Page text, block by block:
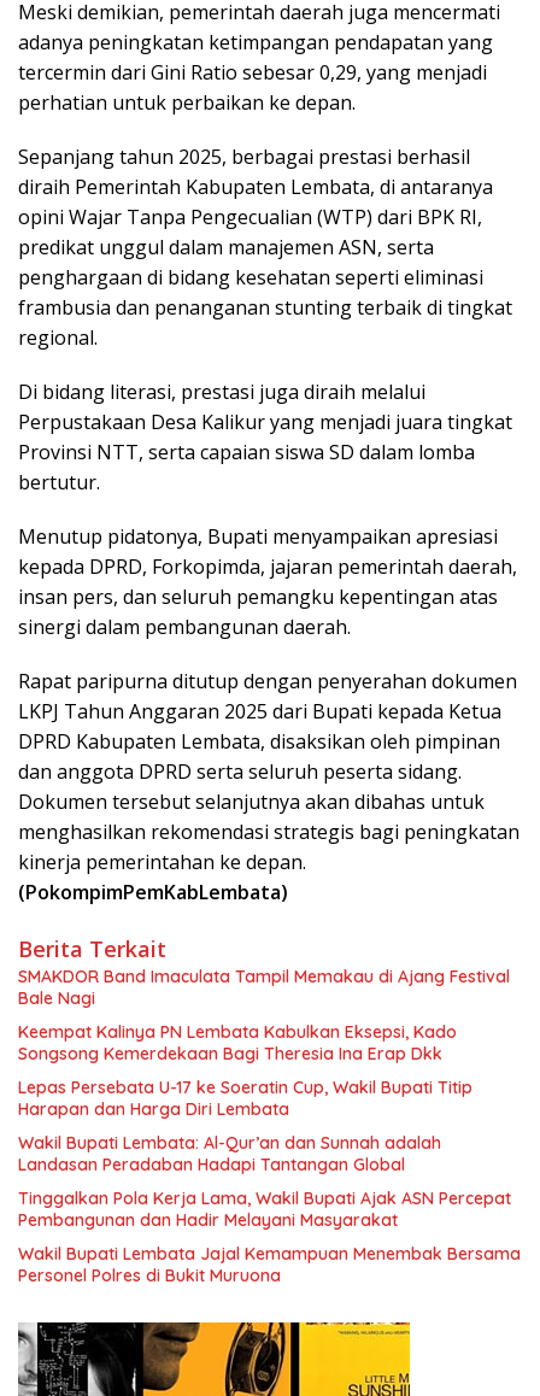
Meski demikian, pemerintah daerah juga mencermati
adanya peningkatan ketimpangan pendapatan yang
tercermin dari Gini Ratio sebesar 0,29, yang menjadi
perhatian untuk perbaikan ke depan.
Sepanjang tahun 2025, berbagai prestasi berhasil
diraih Pemerintah Kabupaten Lembata, di antaranya
opini Wajar Tanpa Pengecualian (WTP) dari BPK RI,
predikat unggul dalam manajemen ASN, serta
penghargaan di bidang kesehatan seperti eliminasi
frambusia dan penanganan stunting terbaik di tingkat
regional.
Di bidang literasi, prestasi juga diraih melalui
Perpustakaan Desa Kalikur yang menjadi juara tingkat
Provinsi NTT, serta capaian siswa SD dalam lomba
bertutur.
Menutup pidatonya, Bupati menyampaikan apresiasi
kepada DPRD, Forkopimda, jajaran pemerintah daerah,
insan pers, dan seluruh pemangku kepentingan atas
sinergi dalam pembangunan daerah.
Rapat paripurna ditutup dengan penyerahan dokumen
LKPJ Tahun Anggaran 2025 dari Bupati kepada Ketua
DPRD Kabupaten Lembata, disaksikan oleh pimpinan
dan anggota DPRD serta seluruh peserta sidang.
Dokumen tersebut selanjutnya akan dibahas untuk
menghasilkan rekomendasi strategis bagi peningkatan
kinerja pemerintahan ke depan.
(PokompimPemKabLembata)
Berita Terkait
SMAKDOR Band Imaculata Tampil Memakau di Ajang Festival
Bale Nagi
Keempat Kalinya PN Lembata Kabulkan Eksepsi, Kado
Songsong Kemerdekaan Bagi Theresia Ina Erap Dkk
Lepas Persebata U-17 ke Soeratin Cup, Wakil Bupati Titip
Harapan dan Harga Diri Lembata
Wakil Bupati Lembata: Al-Qur’an dan Sunnah adalah
Landasan Peradaban Hadapi Tantangan Global
Tinggalkan Pola Kerja Lama, Wakil Bupati Ajak ASN Percepat
Pembangunan dan Hadir Melayani Masyarakat
Wakil Bupati Lembata Jajal Kemampuan Menembak Bersama
Personel Polres di Bukit Muruona